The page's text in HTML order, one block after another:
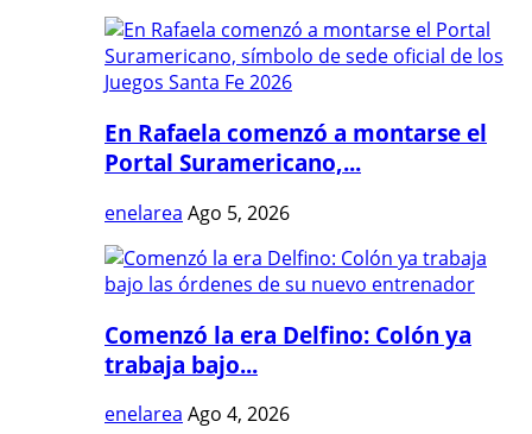
En Rafaela comenzó a montarse el
Portal Suramericano,...
enelarea Ago 5, 2026
Comenzó la era Delfino: Colón ya
trabaja bajo...
enelarea Ago 4, 2026